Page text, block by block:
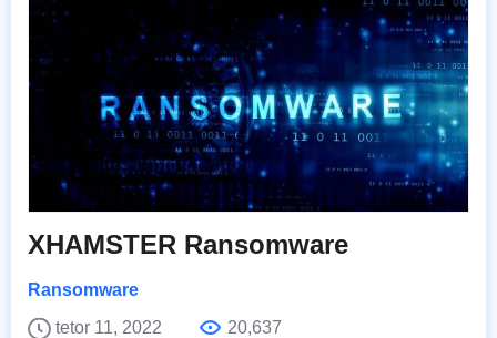
XHAMSTER Ransomware
Ransomware
tetor 11, 2022
20,637